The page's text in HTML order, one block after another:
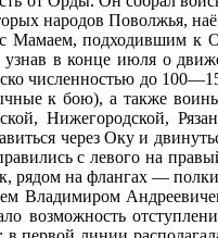
народов Поволжья,
Мамаем, подходившим к
в конце июля о
численностью до
к бою), а также
Нижегородской,
через Оку и
с левого на
на флангах — полки
Владимиром
возможность